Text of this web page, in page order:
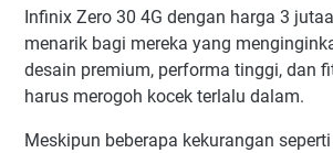
Infinix Zero 30 4G dengan harga 3
menarik bagi mereka yang
desain premium, performa tinggi, dan
harus merogoh kocek terlalu dalam.
Meskipun beberapa kekurangan